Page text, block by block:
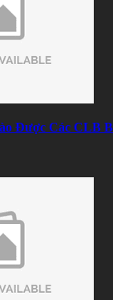
Được Các CLB